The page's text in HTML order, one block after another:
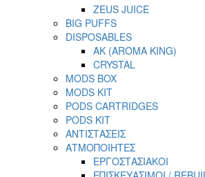
ZEUS JUICE
BIG PUFFS
DISPOSABLES
AK (AROMA KING)
CRYSTAL
MODS BOX
MODS KIT
PODS CARTRIDGES
PODS KIT
ΑΝΤΙΣΤΑΣΕΙΣ
ΑΤΜΟΠΟΙΗΤΕΣ
ΕΡΓΟΣΤΑΣΙΑΚΟΙ